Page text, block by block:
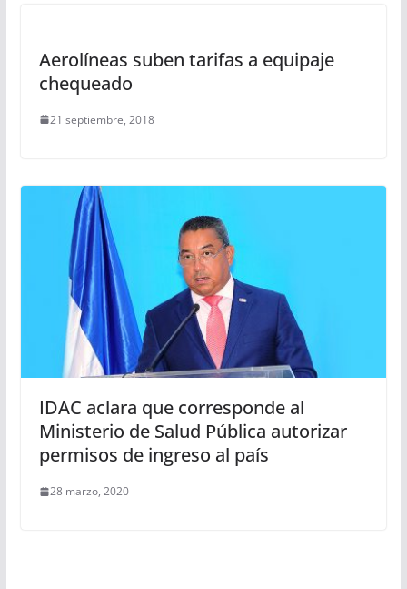
Aerolíneas suben tarifas a equipaje
chequeado
21 septiembre, 2018
IDAC aclara que corresponde al
Ministerio de Salud Pública autorizar
permisos de ingreso al país
28 marzo, 2020